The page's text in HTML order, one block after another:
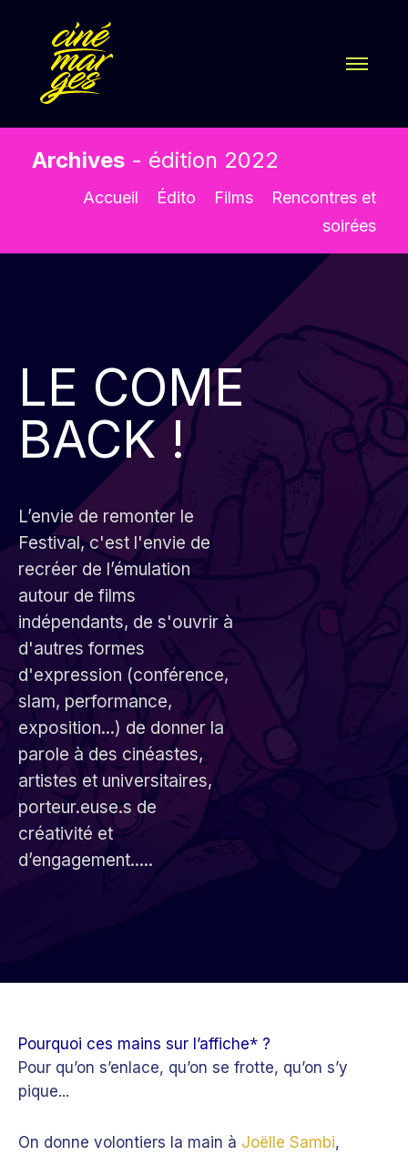
Archives- édition 2022
Accueil Édito Films
Rencontres et
soirées
LE COME
BACK !
L’envie de remonter le
Festival, c'est l'envie de
recréer de l’émulation
autour de films
indépendants, de s'ouvrir à
d'autres formes
d'expression (conférence,
slam, performance,
exposition...) de donner la
parole à des cinéastes,
artistes et universitaires,
porteur.euse.s de
créativité et
d’engagement.....
Pourquoi ces mains sur l’affiche*?
Pour qu’on s’enlace, qu’on se frotte, qu’on s’y
pique...
On donne volontiers la main à Joëlle Sambi,